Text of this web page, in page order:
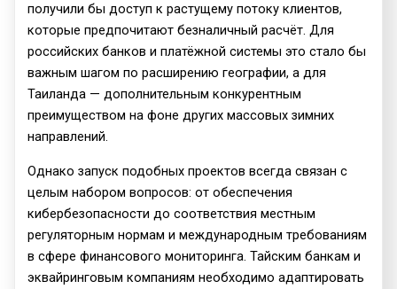
получили бы доступ к растущему потоку клиентов,
которые предпочитают безналичный расчёт. Для
российских банков и платёжной системы это стало бы
важным шагом по расширению географии, а для
Таиланда — дополнительным конкурентным
преимуществом на фоне других массовых зимних
направлений.
Однако запуск подобных проектов всегда связан с
целым набором вопросов: от обеспечения
кибербезопасности до соответствия местным
регуляторным нормам и международным требованиям
в сфере финансового мониторинга. Тайским банкам и
эквайринговым компаниям необходимо адаптировать